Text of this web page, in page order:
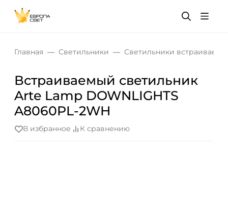
Главная Светильники Светильники
Встраиваемый светильник
Arte Lamp DOWNLIGHTS
A8060PL-2WH
В избранное К сравнению